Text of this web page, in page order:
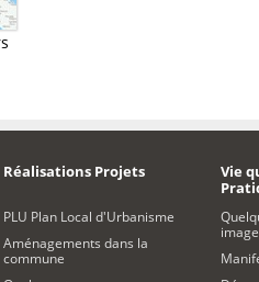
Réalisations Projets
PLU Plan Local d'Urbanisme
Aménagements dans la
commune
Vie